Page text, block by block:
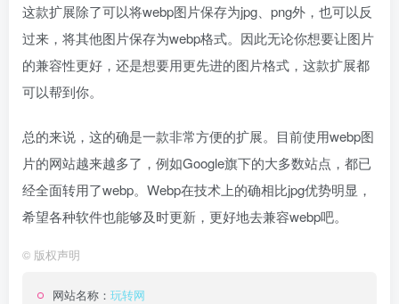
这款扩展除了可以将webp图片保存为jpg、png外，也可以反
过来，将其他图片保存为webp格式。因此无论你想要让图片
的兼容性更好，还是想要用更先进的图片格式，这款扩展都
可以帮到你。
总的来说，这的确是一款非常方便的扩展。目前使用webp图
片的网站越来越多了，例如Google旗下的大多数站点，都已
经全面转用了webp。Webp在技术上的确相比jpg优势明显，
希望各种软件也能够及时更新，更好地去兼容webp吧。
© 版权声明
网站名称： 玩转网